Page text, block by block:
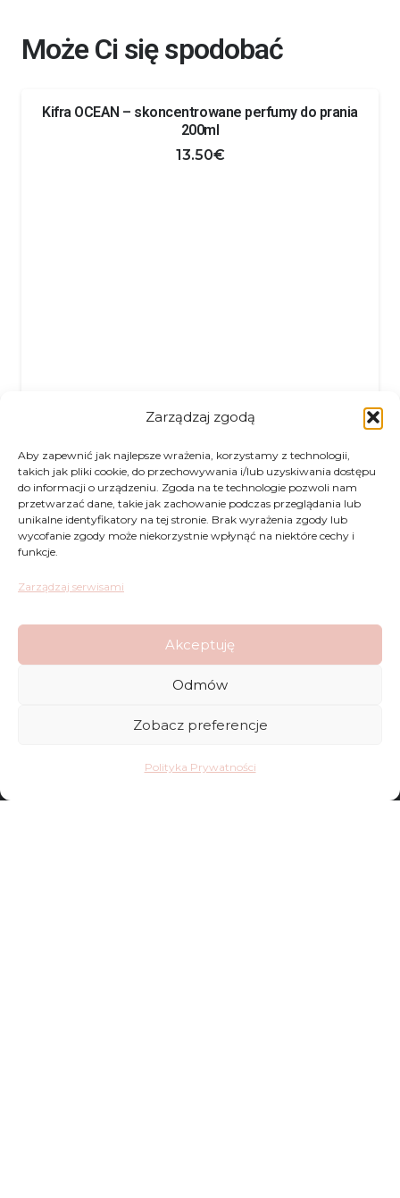
Zarządzaj zgodą
Aby zapewnić jak najlepsze wrażenia, korzystamy z technologii,
takich jak pliki cookie, do przechowywania i/lub uzyskiwania dostępu
do informacji o urządzeniu. Zgoda na te technologie pozwoli nam
przetwarzać dane, takie jak zachowanie podczas przeglądania lub
unikalne identyfikatory na tej stronie. Brak wyrażenia zgody lub
wycofanie zgody może niekorzystnie wpłynąć na niektóre cechy i
funkcje.
Zarządzaj serwisami
Akceptuję
Odmów
Zobacz preferencje
Polityka Prywatności
Może Ci się spodobać
Kifra OCEAN – skoncentrowane perfumy do prania
200ml
13.50€